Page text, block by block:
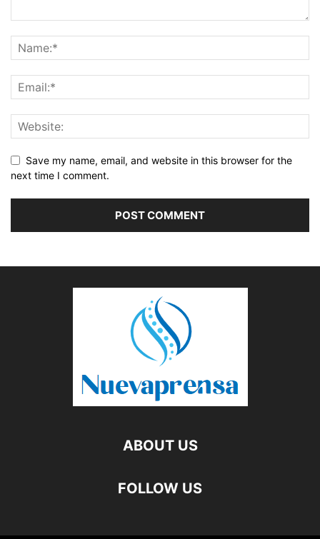
Save my name, email, and website in this browser for the
next time I comment.
ABOUT US
FOLLOW US